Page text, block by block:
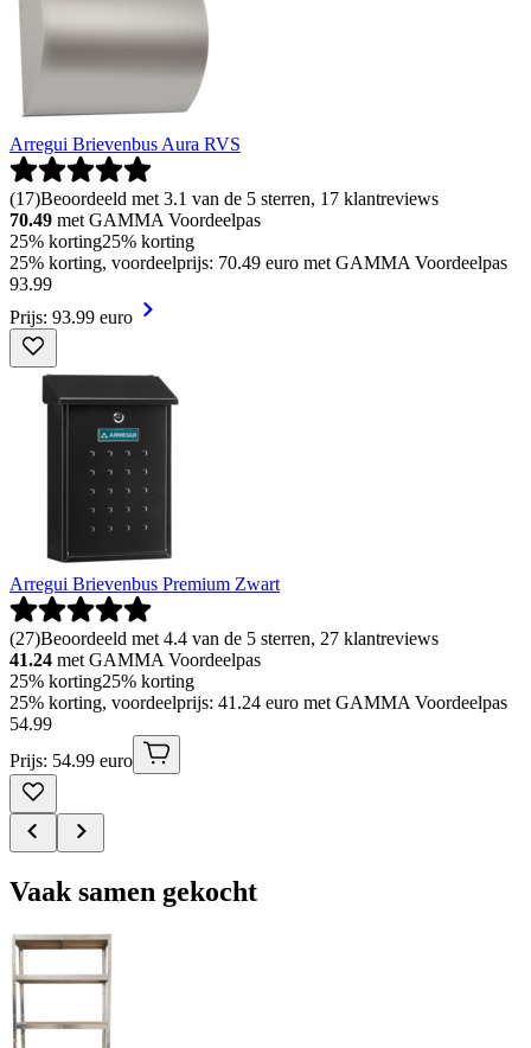
Arregui Brievenbus Aura RVS
(17)Beoordeeld met 3.1 van de 5 sterren, 17 klantreviews
70.49 met GAMMA Voordeelpas
25% korting25% korting
25% korting, voordeelprijs: 70.49 euro met GAMMA Voordeelpas
93.99
Prijs: 93.99 euro
Arregui Brievenbus Premium Zwart
(27)Beoordeeld met 4.4 van de 5 sterren, 27 klantreviews
41.24 met GAMMA Voordeelpas
25% korting25% korting
25% korting, voordeelprijs: 41.24 euro met GAMMA Voordeelpas
54.99
Prijs: 54.99 euro
Vaak samen gekocht